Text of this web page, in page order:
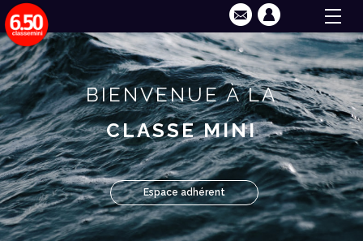
BIENVENUE À LA
CLASSE MINI
Espace adhérent